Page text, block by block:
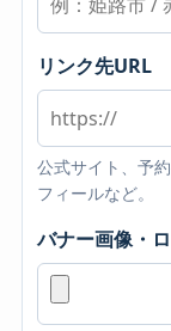
リンク先URL
公式サイト、予
フィールなど。
バナー画像・